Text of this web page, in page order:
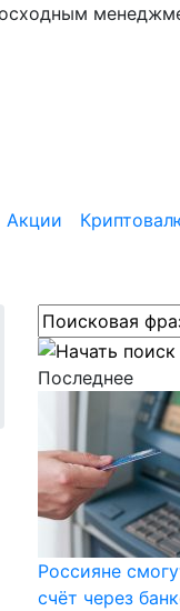
Акции
Последнее
Россияне
счёт через